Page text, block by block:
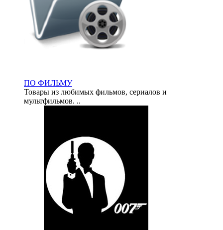
ПО ФИЛЬМУ
Товары из любимых фильмов, сериалов и
мультфильмов. ..